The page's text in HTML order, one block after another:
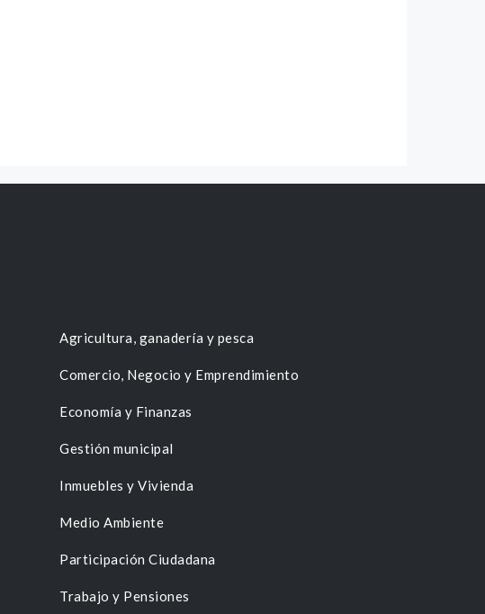
Agricultura, ganadería y pesca
Comercio, Negocio y Emprendimiento
Economía y Finanzas
Gestión municipal
Inmuebles y Vivienda
Medio Ambiente
Participación Ciudadana
Trabajo y Pensiones